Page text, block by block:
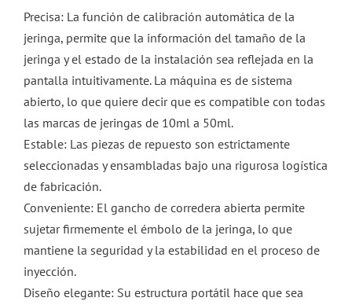
Precisa: La función de calibración automática de la
jeringa, permite que la información del tamaño de la
jeringa y el estado de la instalación sea reflejada en la
pantalla intuitivamente. La máquina es de sistema
abierto, lo que quiere decir que es compatible con todas
las marcas de jeringas de 10ml a 50ml.
Estable: Las piezas de repuesto son estrictamente
seleccionadas y ensambladas bajo una rigurosa logística
de fabricación.
Conveniente: El gancho de corredera abierta permite
sujetar firmemente el émbolo de la jeringa, lo que
mantiene la seguridad y la estabilidad en el proceso de
inyección.
Diseño elegante: Su estructura portátil hace que sea